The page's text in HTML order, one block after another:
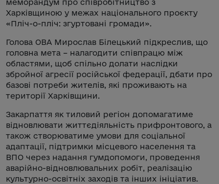
меморандум про співробітництво з
Харківщиною у межах національного проєкту
«Пліч-о-пліч: згуртовані громади».
Голова ОВА Мирослав Білецький підкреслив, що
головна мета – налагодити співпрацю між
областями, щоб спільно долати наслідки
збройної агресії російської федерації, дбати про
базові потреби жителів, які проживають на
території Харківщини.
Закарпаття як тиловий регіон допомагатиме
відновлювати життєдіяльність прифронтового, а
також створюватиме умови для соціальної
адаптації, підтримки місцевого населення та
ВПО через надання гумдопомоги, проведення
аварійно-відновлювальних робіт, реалізацію
культурно-освітніх заходів та інших ініціатив.